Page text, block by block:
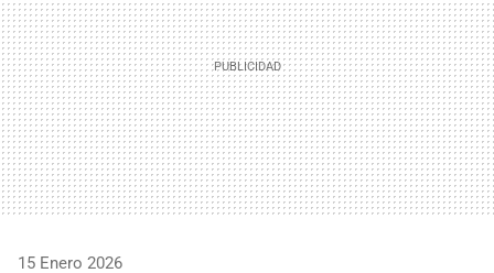
15 Enero 2026